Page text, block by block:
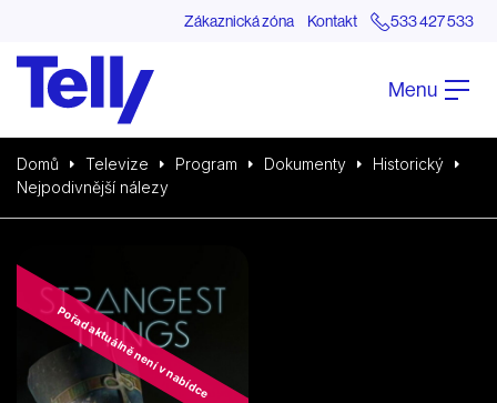
Zákaznická zóna Kontakt 533 427 533
Menu
Domů Televize Program Dokumenty
Historický
Nejpodivnější nálezy
Pořad aktuálně není v nabídce